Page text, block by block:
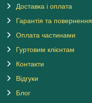
Доставка і оплата
Гарантія та повернення
Оплата частинами
Гуртовим клієнтам
Контакти
Відгуки
Блог